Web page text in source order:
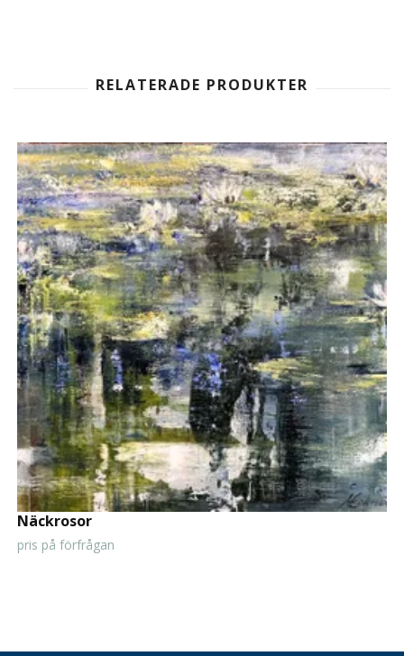
Näckrosor
pris på förfrågan